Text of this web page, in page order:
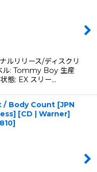
ルリリース/ディスクリ
ル: Tommy Boy 生産
態: EX スリー…
/ Body Count [JPN
[CD | Warner]
]